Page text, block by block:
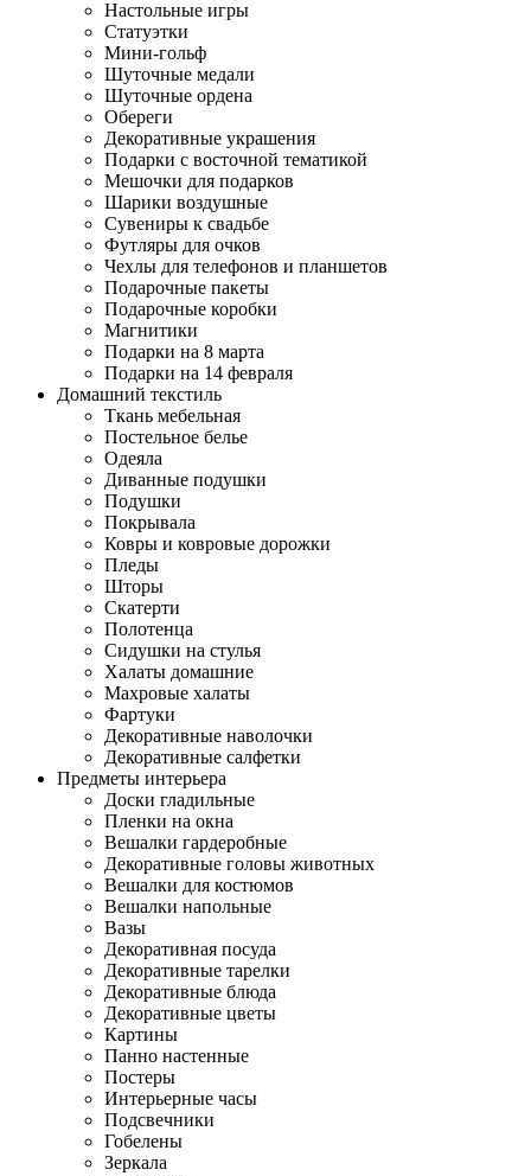
Настольные игры
Статуэтки
Мини-гольф
Шуточные медали
Шуточные ордена
Обереги
Декоративные украшения
Подарки с восточной тематикой
Мешочки для подарков
Шарики воздушные
Сувениры к свадьбе
Футляры для очков
Чехлы для телефонов и планшетов
Подарочные пакеты
Подарочные коробки
Магнитики
Подарки на 8 марта
Подарки на 14 февраля
Домашний текстиль
Ткань мебельная
Постельное белье
Одеяла
Диванные подушки
Подушки
Покрывала
Ковры и ковровые дорожки
Пледы
Шторы
Скатерти
Полотенца
Сидушки на стулья
Халаты домашние
Махровые халаты
Фартуки
Декоративные наволочки
Декоративные салфетки
Предметы интерьера
Доски гладильные
Пленки на окна
Вешалки гардеробные
Декоративные головы животных
Вешалки для костюмов
Вешалки напольные
Вазы
Декоративная посуда
Декоративные тарелки
Декоративные блюда
Декоративные цветы
Картины
Панно настенные
Постеры
Интерьерные часы
Подсвечники
Гобелены
Зеркала